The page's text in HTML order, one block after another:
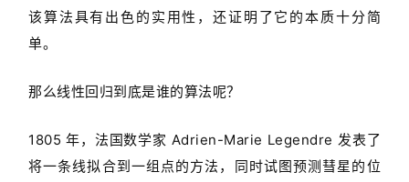
该算法具有出色的实用性，还证明了它的本质十分简
单。
那么线性回归到底是谁的算法呢？
1805 年，法国数学家 Adrien-Marie Legendre 发表了
将一条线拟合到一组点的方法，同时试图预测彗星的位